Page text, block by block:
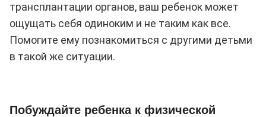
трансплантации органов, ваш ребенок может
ощущать себя одиноким и не таким как все.
Помогите ему познакомиться с другими детьми
в такой же ситуации.
Побуждайте ребенка к физической